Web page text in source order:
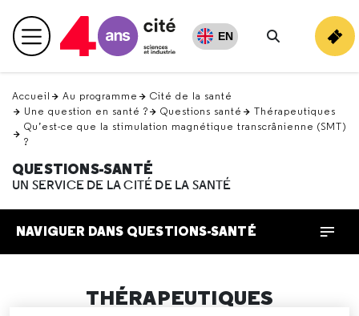
en
haut Menu principal EN
Rechercher
Accueil Au programme
Cité de la santé
Une question en santé ?
Questions santé
Thérapeutiques
Qu’est-ce que la stimulation magnétique transcrânienne (SMT)
?
QUESTIONS-SANTÉ
UN SERVICE DE LA CITÉ DE LA SANTÉ
NAVIGUER DANS QUESTIONS-SANTÉ
THÉRAPEUTIQUES